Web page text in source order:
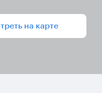
на карте